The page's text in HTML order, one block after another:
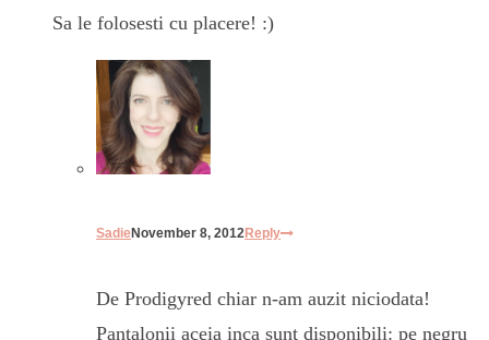
Sa le folosesti cu placere! :)
SadieNovember 8, 2012Reply
De Prodigyred chiar n-am auzit niciodata!
Pantalonii aceia inca sunt disponibili: pe negru